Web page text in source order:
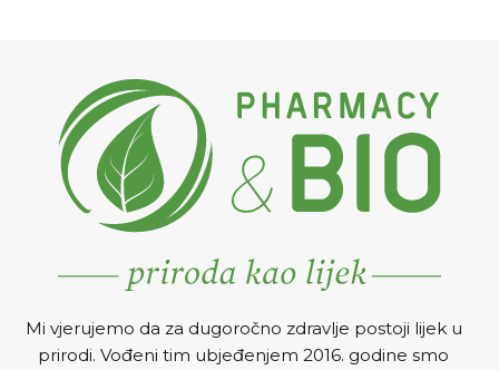
Mi vjerujemo da za dugoročno zdravlje postoji lijek u
prirodi. Vođeni tim ubjeđenjem 2016. godine smo